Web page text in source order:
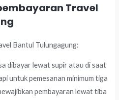
Travel
Bantul Tulungagung:
dibayar lewat supir atau di saat
untuk pemesanan minimum tiga
pembayaran lewat tiba